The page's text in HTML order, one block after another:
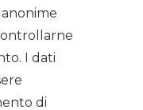
I dati
di